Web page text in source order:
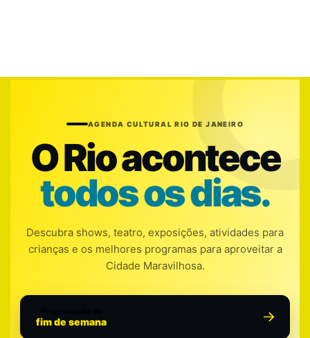
AGENDA CULTURAL RIO DE JANEIRO
O Rio acontece
todos os dias.
Descubra shows, teatro, exposições, atividades para
crianças e os melhores programas para aproveitar a
Cidade Maravilhosa.
fim de semana